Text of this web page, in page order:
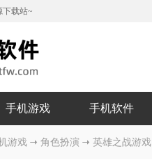
下载站~
手机游戏 手机软件
游戏 角色扮演 英雄之战游戏